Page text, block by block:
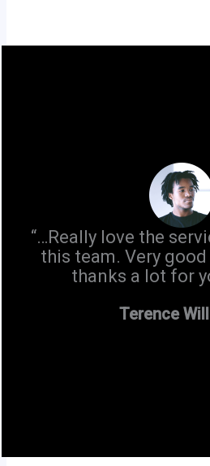
“…Really love the
this team. Very
thanks a lot for
Terence